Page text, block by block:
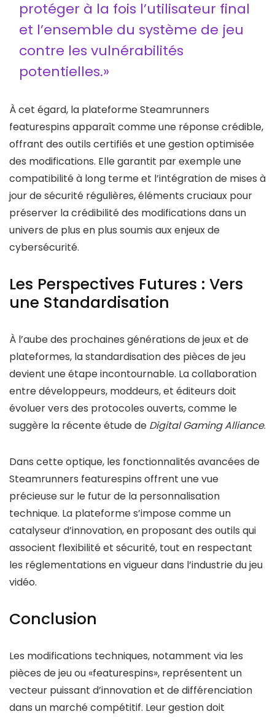
protéger à la fois l’utilisateur final
et l’ensemble du système de jeu
contre les vulnérabilités
potentielles.»
À cet égard, la plateforme Steamrunners
featurespins apparaît comme une réponse crédible,
offrant des outils certifiés et une gestion optimisée
des modifications. Elle garantit par exemple une
compatibilité à long terme et l’intégration de mises à
jour de sécurité régulières, éléments cruciaux pour
préserver la crédibilité des modifications dans un
univers de plus en plus soumis aux enjeux de
cybersécurité.
Les Perspectives Futures : Vers
une Standardisation
À l’aube des prochaines générations de jeux et de
plateformes, la standardisation des pièces de jeu
devient une étape incontournable. La collaboration
entre développeurs, moddeurs, et éditeurs doit
évoluer vers des protocoles ouverts, comme le
suggère la récente étude de Digital Gaming Alliance.
Dans cette optique, les fonctionnalités avancées de
Steamrunners featurespins offrent une vue
précieuse sur le futur de la personnalisation
technique. La plateforme s’impose comme un
catalyseur d’innovation, en proposant des outils qui
associent flexibilité et sécurité, tout en respectant
les réglementations en vigueur dans l’industrie du jeu
vidéo.
Conclusion
Les modifications techniques, notamment via les
pièces de jeu ou «featurespins», représentent un
vecteur puissant d’innovation et de différenciation
dans un marché compétitif. Leur gestion doit